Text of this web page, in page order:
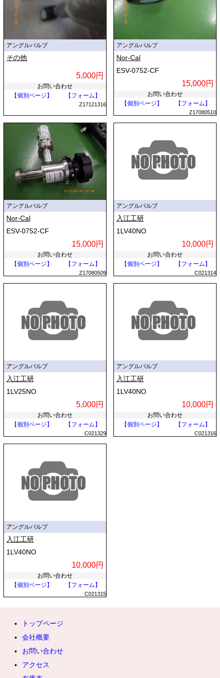
アングルバルブ
その他
5,000円
お問い合わせ
【個別ページ】
【フォーム】
Z17121316
アングルバルブ
Nor-Cal
ESV-0752-CF
15,000円
お問い合わせ
【個別ページ】
【フォーム】
Z17080510
アングルバルブ
Nor-Cal
ESV-0752-CF
15,000円
お問い合わせ
【個別ページ】
【フォーム】
Z17080509
アングルバルブ
入江工研
1LV40NO
10,000円
お問い合わせ
【個別ページ】
【フォーム】
C021314
アングルバルブ
入江工研
1LV25NO
5,000円
お問い合わせ
【個別ページ】
【フォーム】
C021329
アングルバルブ
入江工研
1LV40NO
10,000円
お問い合わせ
【個別ページ】
【フォーム】
C021316
アングルバルブ
入江工研
1LV40NO
10,000円
お問い合わせ
【個別ページ】
【フォーム】
C021315
トップページ
会社概要
お問い合わせ
アクセス